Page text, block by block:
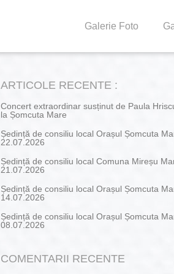
Galerie Foto
ARTICOLE RECENTE :
Concert extraordinar susținut de Paula
la Șomcuta Mare
Ședință de consiliu local Orașul Șomcuta
22.07.2026
Ședință de consiliu local Comuna Mireșu
21.07.2026
Ședință de consiliu local Orașul Șomcuta
14.07.2026
Ședință de consiliu local Orașul Șomcuta
08.07.2026
COMENTARII RECENTE